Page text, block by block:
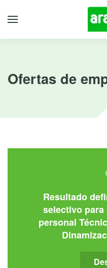
Ofertas de
Resultado
selectivo
personal